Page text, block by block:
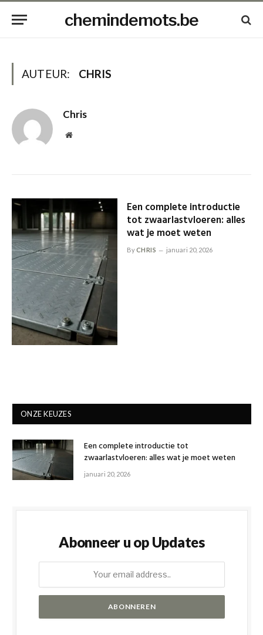
chemindemots.be
AUTEUR: CHRIS
Chris
Website
Een complete introductie
tot zwaarlastvloeren: alles
wat je moet weten
ByCHRIS januari 20, 2026
ONZE KEUZES
Een complete introductie tot
zwaarlastvloeren: alles wat je moet weten
januari 20, 2026
Abonneer u op Updates